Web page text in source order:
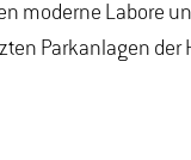
moderne Labore
Parkanlagen